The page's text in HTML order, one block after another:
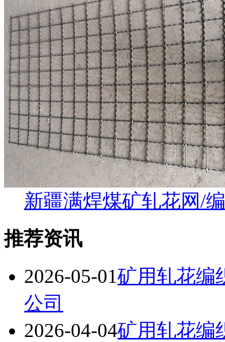
新疆满焊煤矿轧花网/
推荐资讯
2026-05-01矿用轧花编
公司
2026-04-04矿用轧花